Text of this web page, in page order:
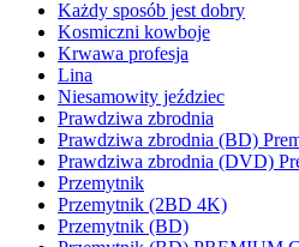
Każdy sposób jest dobry
Kosmiczni kowboje
Krwawa profesja
Lina
Niesamowity jeździec
Prawdziwa zbrodnia
Prawdziwa zbrodnia (BD)
Prawdziwa zbrodnia (DVD)
Przemytnik
Przemytnik (2BD 4K)
Przemytnik (BD)